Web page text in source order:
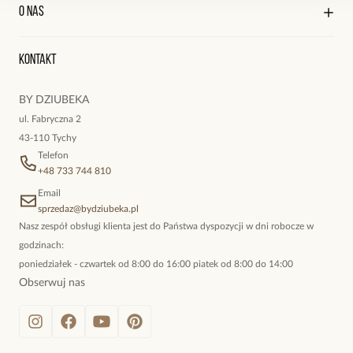
Reklamacje i zwroty
Edycja profilu
O nas
Oryginalne naszyjniki, topowe bransoletki, okazałe kolczyki,
Kontakt
BY DZIUBEKA
ul. Fabryczna 2
43-110 Tychy
Telefon
+48 733 744 810
Email
sprzedaz@bydziubeka.pl
Nasz zespół obsługi klienta jest do Państwa dyspozycji w dni robocze w
godzinach:
poniedziałek - czwartek od 8:00 do 16:00 piatek od 8:00 do 14:00
Obserwuj nas